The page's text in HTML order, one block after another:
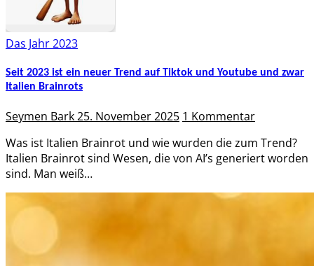
Das Jahr 2023
Seit 2023 ist ein neuer Trend auf Tiktok und Youtube und zwar
Italien Brainrots
Seymen Bark25. November 2025 1 Kommentar
Was ist Italien Brainrot und wie wurden die zum Trend?
Italien Brainrot sind Wesen, die von AI’s generiert worden
sind. Man weiß…